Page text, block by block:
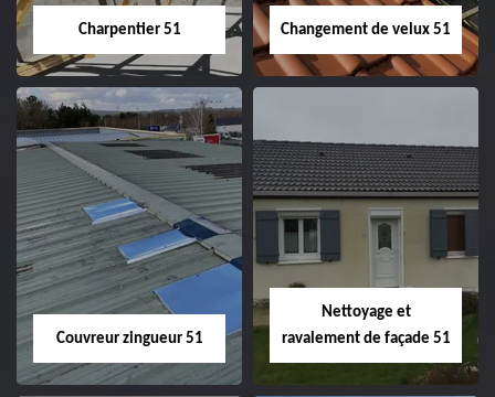
Charpentier 51
Charpentier 51
Changement de velux 51
Changement de
velux 51
Couvreur zingueur 51
Nettoyage et
ravalement de façade 51